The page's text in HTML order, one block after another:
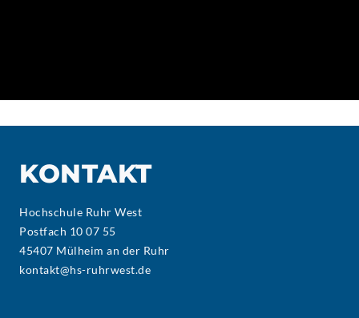
KONTAKT
Hochschule Ruhr West
Postfach 10 07 55
45407 Mülheim an der Ruhr
kontakt@hs-ruhrwest.de